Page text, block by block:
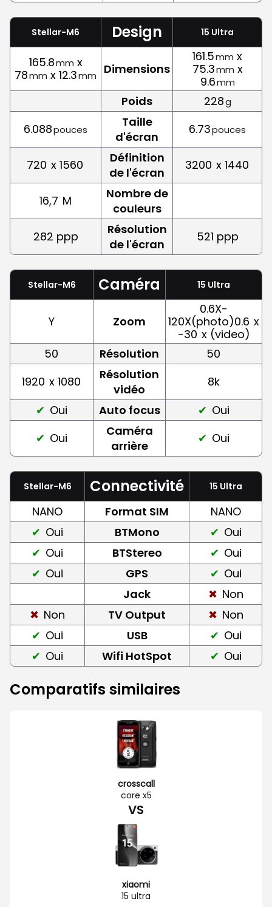
Stellar-M6 Design 15 Ultra
165.8mm x
78mm x 12.3mm Dimensions
161.5mm x
75.3mm x
9.6mm
Poids 228g
6.088pouces
Taille
d'écran
6.73pouces
720 x 1560
Définition
de l'écran
3200 x 1440
16,7 M
Nombre de
couleurs
282 ppp
Résolution
de l'écran
521 ppp
Stellar-M6 Caméra 15 Ultra
Y Zoom
0.6X-
120X(photo)0.6 x
-30 x (video)
50
Résolution
50
1920 x 1080
Résolution
vidéo
8k
Oui
Auto focus
Oui
Oui
Caméra
arrière
Oui
Stellar-M6 Connectivité 15 Ultra
NANO Format SIM
NANO
Oui
BTMono
Oui
Oui
BTStereo
Oui
Oui
GPS
Oui
Jack
Non
Non
TV Output
Non
Oui
USB
Oui
Oui
Wifi HotSpot Oui
Comparatifs similaires
crosscall
core x5
VS
xiaomi
15 ultra